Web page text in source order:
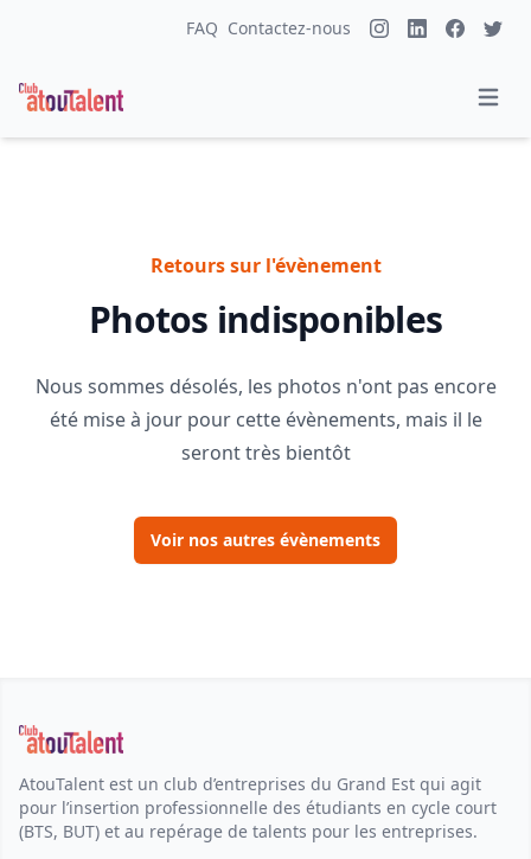
FAQ Contactez-nous
Retours sur l'évènement
Photos indisponibles
Nous sommes désolés, les photos n'ont pas encore
été mise à jour pour cette évènements, mais il le
seront très bientôt
Voir nos autres évènements
AtouTalent est un club d’entreprises du Grand Est qui agit
pour l’insertion professionnelle des étudiants en cycle court
(BTS, BUT) et au repérage de talents pour les entreprises.